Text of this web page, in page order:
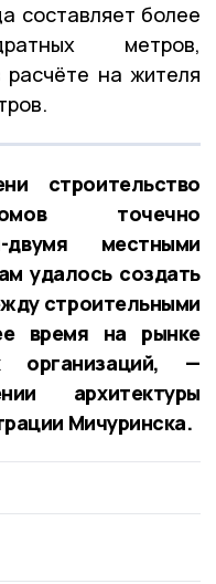
составляет более
метров,
на жителя
строительство
точечно
двумя местными
удалось создать
строительными
время на рынке
организаций, —
архитектуры
Мичуринска.